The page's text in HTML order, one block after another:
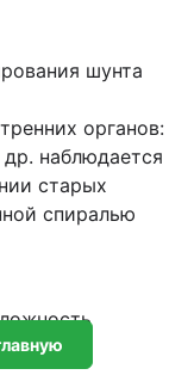
шунта
органов:
наблюдается
старых
спиралью